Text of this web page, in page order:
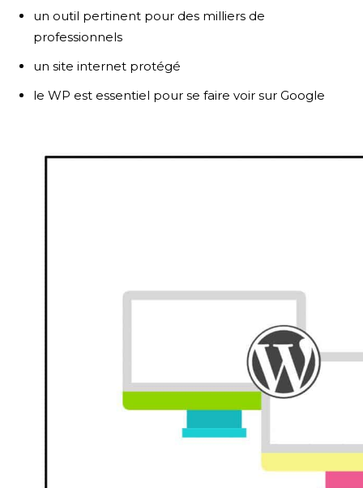
un outil pertinent pour des milliers de
professionnels
un site internet protégé
le WP est essentiel pour se faire voir sur Google